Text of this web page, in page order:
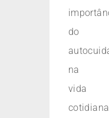
do
na
vida